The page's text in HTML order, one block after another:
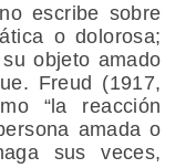
escribe sobre
o dolorosa;
objeto amado
Freud (1917,
“la reacción
amada o
sus veces,